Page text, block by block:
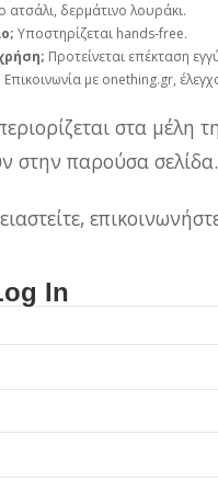
ατσάλι, δερμάτινο λουράκι.
Υποστηρίζεται hands‑free.
Προτείνεται επέκταση
Επικοινωνία με onething.gr,
στα μέλη
στην παρούσα σελίδα.
In